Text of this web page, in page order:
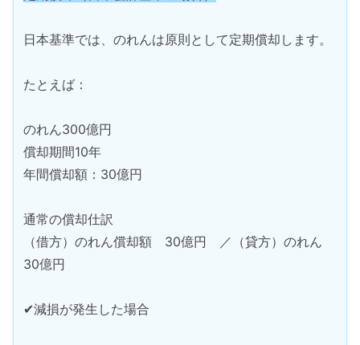
日本基準では、のれんは原則として定期償却します。
たとえば：
のれん300億円
償却期間10年
年間償却額：30億円
通常の償却仕訳
（借方）のれん償却額 30億円 ／（貸方）のれん
30億円
✔減損が発生した場合